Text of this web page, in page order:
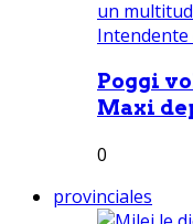
Poggi
Maxi
0
provinciales